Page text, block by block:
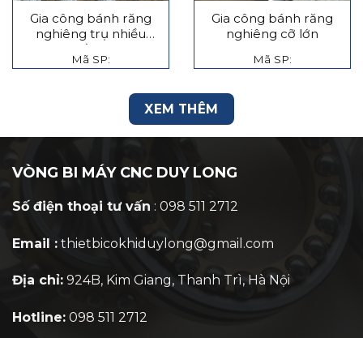
Gia công bánh răng
nghiêng trụ nhiều
tầng
Mã SP:
Gia công bánh răng
nghiêng cỡ lớn
Mã SP:
XEM THÊM
VÒNG BI MÁY CNC DUY LONG
Số điện thoại tư vấn : 098 511 2712
Email : thietbicokhiduylong@gmail.com
Địa chỉ: 924B, Kim Giang, Thanh Trì, Hà Nội
Hotline: 098 511 2712